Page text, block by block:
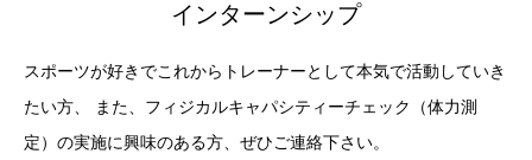
インターンシップ
スポーツが好きでこれからトレーナーとして本気で活動していき
たい方、 また、フィジカルキャパシティーチェック（体力測
定）の実施に興味のある方、ぜひご連絡下さい。